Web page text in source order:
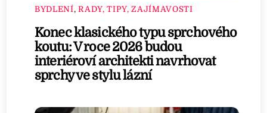
BYDLENÍ,RADY, TIPY, ZAJÍMAVOSTI
Konec klasického typu sprchového
koutu: V roce 2026 budou
interiéroví architekti navrhovat
sprchy ve stylu lázní